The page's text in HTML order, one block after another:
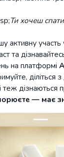
Ти хочеш
активну участь
та
на платформі
діліться
теж дізнаються
— має